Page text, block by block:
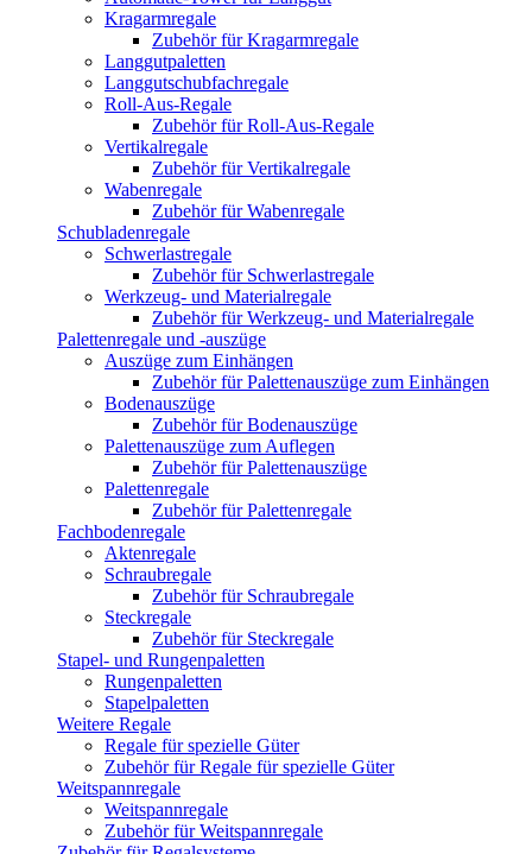
Kragarmregale
Zubehör für Kragarmregale
Langgutpaletten
Langgutschubfachregale
Roll-Aus-Regale
Zubehör für Roll-Aus-Regale
Vertikalregale
Zubehör für Vertikalregale
Wabenregale
Zubehör für Wabenregale
Schubladenregale
Schwerlastregale
Zubehör für Schwerlastregale
Werkzeug- und Materialregale
Zubehör für Werkzeug- und Materialregale
Palettenregale und -auszüge
Auszüge zum Einhängen
Zubehör für Palettenauszüge zum Einhängen
Bodenauszüge
Zubehör für Bodenauszüge
Palettenauszüge zum Auflegen
Zubehör für Palettenauszüge
Palettenregale
Zubehör für Palettenregale
Fachbodenregale
Aktenregale
Schraubregale
Zubehör für Schraubregale
Steckregale
Zubehör für Steckregale
Stapel- und Rungenpaletten
Rungenpaletten
Stapelpaletten
Weitere Regale
Regale für spezielle Güter
Zubehör für Regale für spezielle Güter
Weitspannregale
Weitspannregale
Zubehör für Weitspannregale